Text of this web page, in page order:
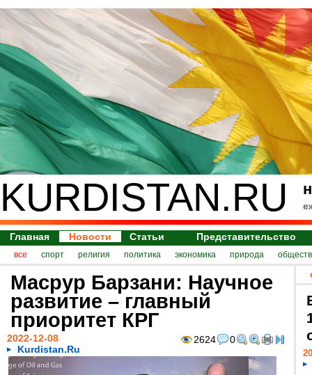
KURDISTAN.RU
Главная Новости Статьи Представительство
все спорт религия политика экономика природа
Масрур Барзани: Научное
развитие – главный
приоритет КРГ
2624 0
2022-12-08
Kurdistan.Ru